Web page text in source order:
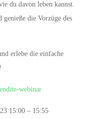
du davon leben kannst.
die Vorzüge des
erlebe die einfache
webinar
15:00 – 15:55